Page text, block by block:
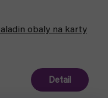
obaly na karty
Detail